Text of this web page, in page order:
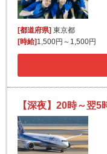
[都道府県]東京都
[時給]1,500円～1,500円